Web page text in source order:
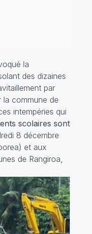
la
des dizaines
par
la commune de
intempéries qui
scolaires sont
8 décembre
et aux
de Rangiroa,